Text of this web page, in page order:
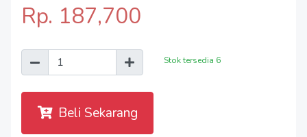
Rp. 187,700
Stok tersedia 6
Beli Sekarang